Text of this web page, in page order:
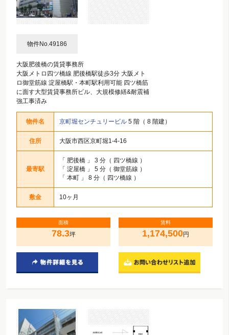
物件No.49186
大阪肥後橋の賃貸事務所
大阪メトロ四ツ橋線 肥後橋駅徒歩3分 大阪メト
ロ御堂筋線 淀屋橋駅・本町駅利用可能 四ツ橋筋
に面す大型賃貸事務所ビル、大規模修繕&耐震補
強工事済み
物件名 京町堀センチュリービル 5 階（ 8 階建）
住所 大阪市西区京町堀1-4-16
最寄駅
「 肥後橋 」 3 分（ 四ツ橋線 ）
「 淀屋橋 」 5 分（ 御堂筋線 ）
「 本町 」 8 分（ 四ツ橋線 ）
敷金 10ヶ月
面積
78.3坪
賃料
1,174,500円